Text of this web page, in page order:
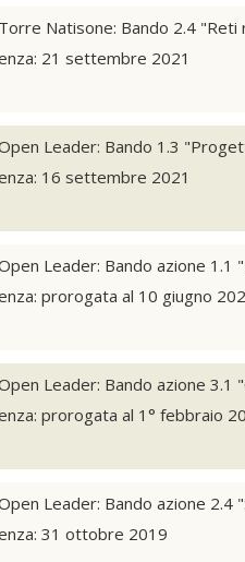
Torre Natisone: Bando 2.4
21 settembre 2021
Leader: Bando 1.3
16 settembre 2021
Leader: Bando azione
prorogata al 10 giugno
Leader: Bando azione 3.1
prorogata al 1° febbraio
Leader: Bando azione 2.4
31 ottobre 2019